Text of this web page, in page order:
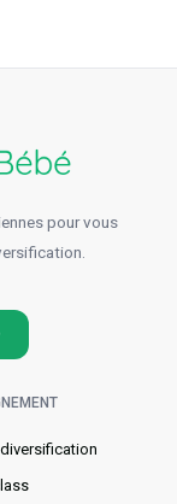
pour vous